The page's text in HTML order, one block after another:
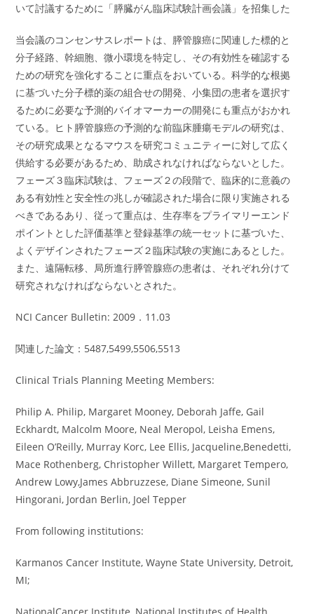
いて討議するために「膵臓がん臨床試験計画会議」を招集した
当会議のコンセンサスレポートは、膵管腺癌に関連した標的と
分子経路、幹細胞、微小環境を特定し、その有効性を確認する
ための研究を強化することに重点をおいている。科学的な根拠
に基づいた分子標的薬の組合せの開発、小集団の患者を選択す
るために必要な予測的バイオマーカーの開発にも重点がおかれ
ている。ヒト膵管腺癌の予測的な前臨床腫瘍モデルの研究は、
その研究成果となるマウスを研究コミュニティーに対して広く
供給する必要があるため、助成されなければならないとした。
フェーズ３臨床試験は、フェーズ２の段階で、臨床的に意義の
ある有効性と安全性の兆しが確認された場合に限り実施される
べきであるあり、従って重点は、生存率をプライマリーエンド
ポイントとした評価基準と登録基準の統一セットに基づいた、
よくデザインされたフェーズ２臨床試験の実施にあるとした。
また、遠隔転移、局所進行膵管腺癌の患者は、それぞれ分けて
研究されなければならないとされた。
NCI Cancer Bulletin: 2009．11.03
関連した論文：5487,5499,5506,5513
Clinical Trials Planning Meeting Members:
Philip A. Philip, Margaret Mooney, Deborah Jaffe, Gail
Eckhardt, Malcolm Moore, Neal Meropol, Leisha Emens,
Eileen O’Reilly, Murray Korc, Lee Ellis, Jacqueline,Benedetti,
Mace Rothenberg, Christopher Willett, Margaret Tempero,
Andrew Lowy,James Abbruzzese, Diane Simeone, Sunil
Hingorani, Jordan Berlin, Joel Tepper
From following institutions:
Karmanos Cancer Institute, Wayne State University, Detroit,
MI;